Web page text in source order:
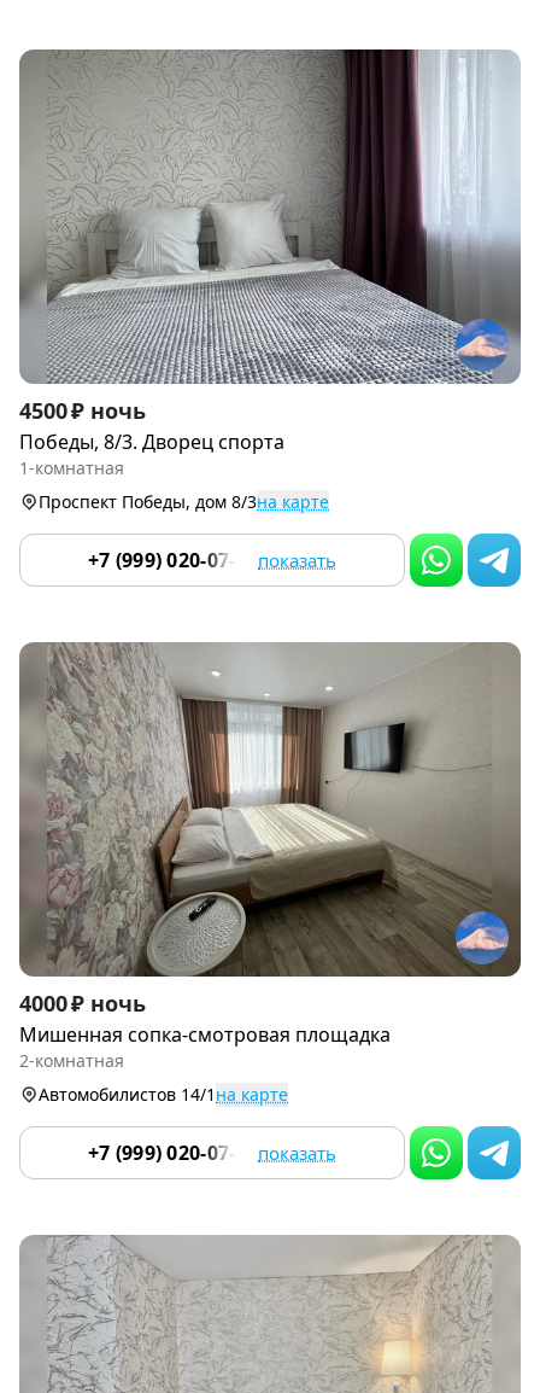
Item
1
of
4500 ₽ ночь
Победы, 8/3. Дворец спорта
1-комнатная
Проспект Победы, дом 8/3на карте
+7 (999) 020-07-55 показать
Item
1
of
4000 ₽ ночь
Мишенная сопка-смотровая площадка
2-комнатная
Автомобилистов 14/1 на карте
+7 (999) 020-07-55 показать